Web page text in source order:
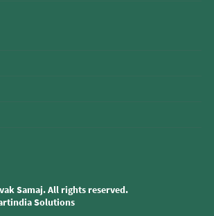
Samaj. All rights reserved.
Solutions